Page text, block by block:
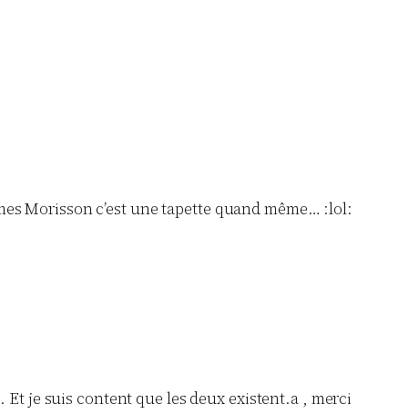
Morisson c’est une tapette quand même… :lol:
Et je suis content que les deux existent.a , merci